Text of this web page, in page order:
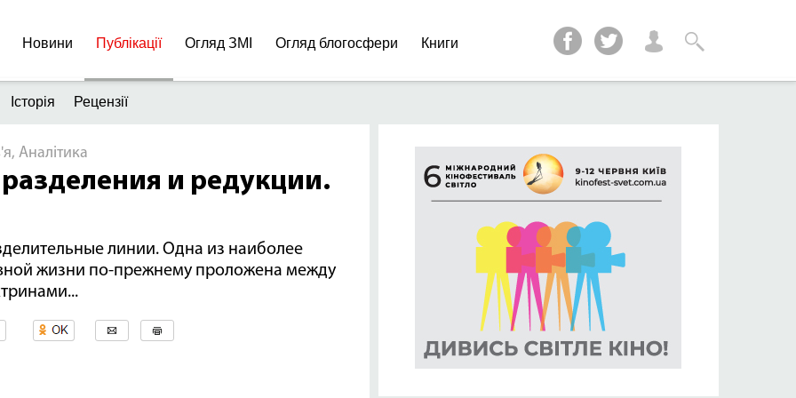
Новини Публікації Огляд ЗМІ Огляд блогосфери Книги
Історія Рецензії
Аналітика
и редукции.
линии. Одна из наиболее
жизни по-прежнему проложена между